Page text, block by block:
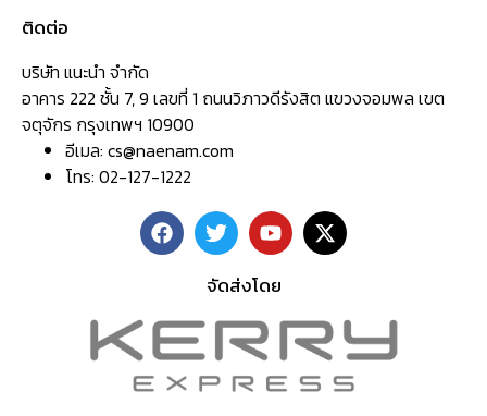
ติดต่อ
บริษัท แนะนำ จำกัด
อาคาร 222 ชั้น 7, 9 เลขที่ 1 ถนนวิภาวดีรังสิต แขวงจอมพล เขต
จตุจักร กรุงเทพฯ 10900
อีเมล: cs@naenam.com
โทร: 02-127-1222
จัดส่งโดย